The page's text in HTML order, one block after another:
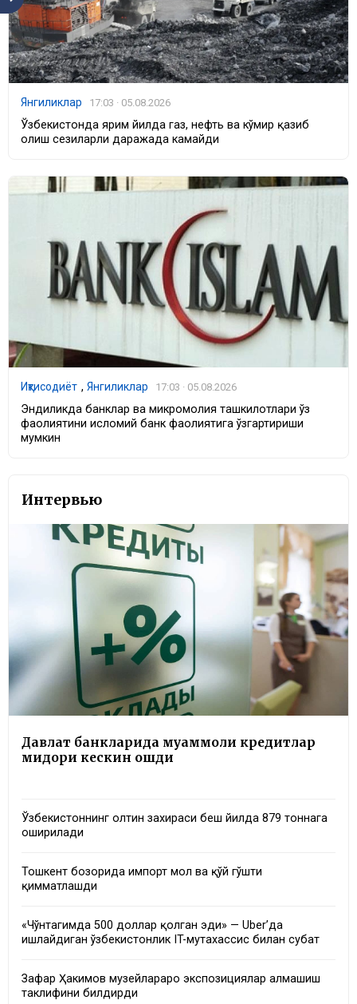
Янгиликлар 17:03 · 05.08.2026
Ўзбекистонда ярим йилда газ, нефть ва кўмир қазиб
олиш сезиларли даражада камайди
Иқтисодиёт , Янгиликлар 17:03 · 05.08.2026
Эндиликда банклар ва микромолия ташкилотлари ўз
фаолиятини исломий банк фаолиятига ўзгартириши
мумкин
Интервью
Давлат банкларида муаммоли кредитлар
миқдори кескин ошди
Ўзбекистоннинг олтин захираси беш йилда 879 тоннага
оширилади
Тошкент бозорида импорт мол ва қўй гўшти
қимматлашди
«Чўнтагимда 500 доллар қолган эди» — Uber’да
ишлайдиган ўзбекистонлик IT-мутахассис билан суҳбат
Зафар Ҳакимов музейлараро экспозициялар алмашиш
таклифини билдирди